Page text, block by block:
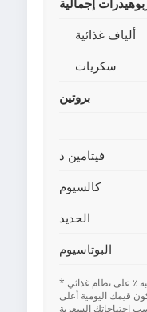
إجمالية
ألياف غذائية
سكريات
بروتين
فيتامين د
كالسيوم
الحديد
البوتاسيوم
* تعتمد القيم اليومية المستندة إلى نسبة ٪ على نظام غذائي
قد تكون قيمك اليومية أعلى